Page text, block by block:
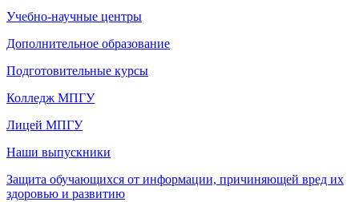
Учебно-научные центры
Дополнительное образование
Подготовительные курсы
Колледж МПГУ
Лицей МПГУ
Наши выпускники
Защита обучающихся от информации, причиняющей вред их
здоровью и развитию